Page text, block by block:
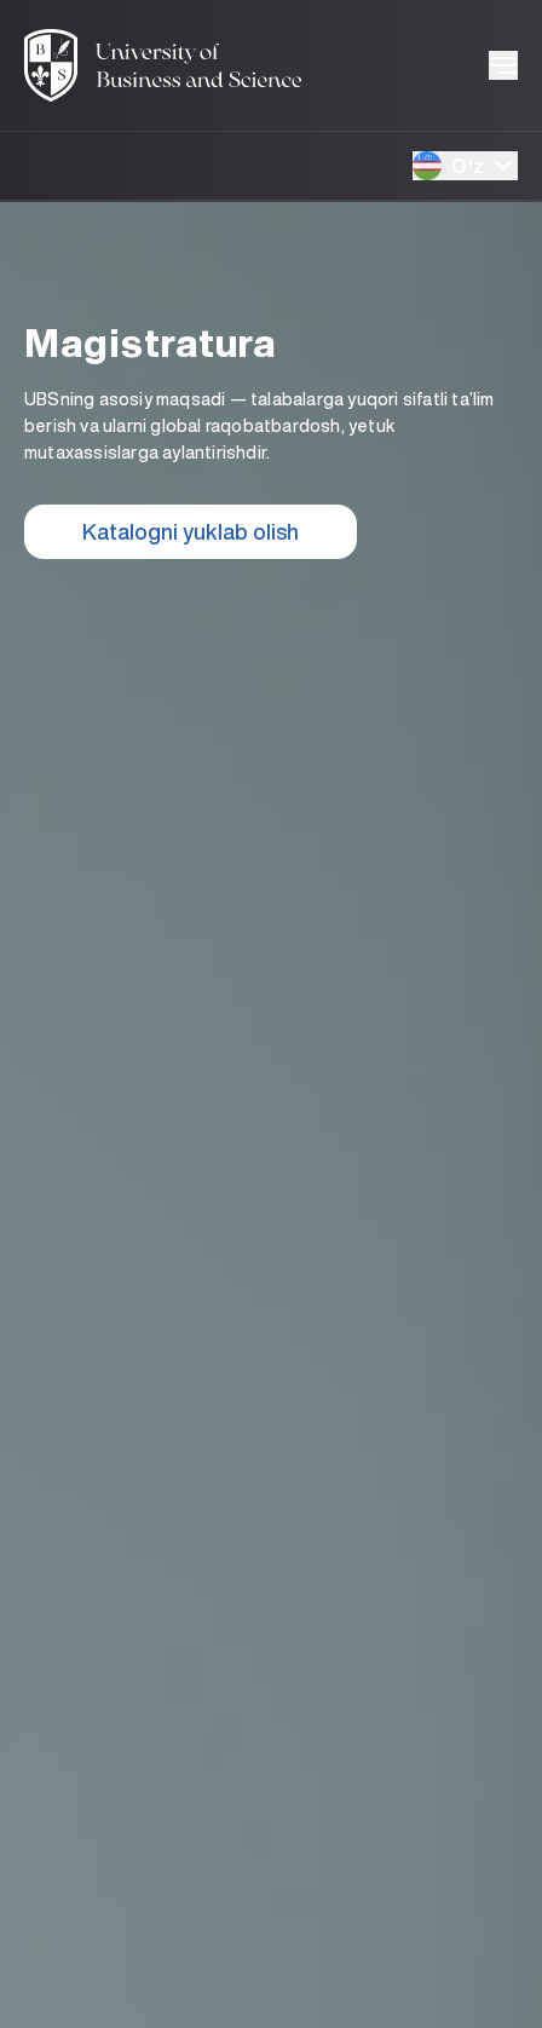
Magistratura
UBSning asosiy maqsadi — talabalarga yuqori sifatli ta’lim
berish va ularni global raqobatbardosh, yetuk
mutaxassislarga aylantirishdir.
Katalogni yuklab olish